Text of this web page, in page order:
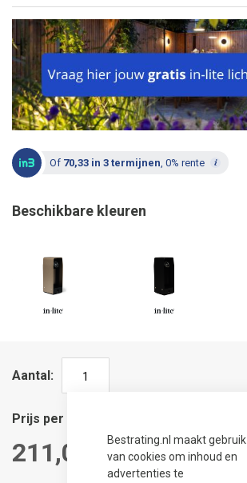
Bestrating.nl maakt gebruik
van cookies om inhoud en
advertenties te
Of 70,33 in 3 termijnen, 0% rente
Beschikbare kleuren
Aantal
Prijs per stuk
211,00